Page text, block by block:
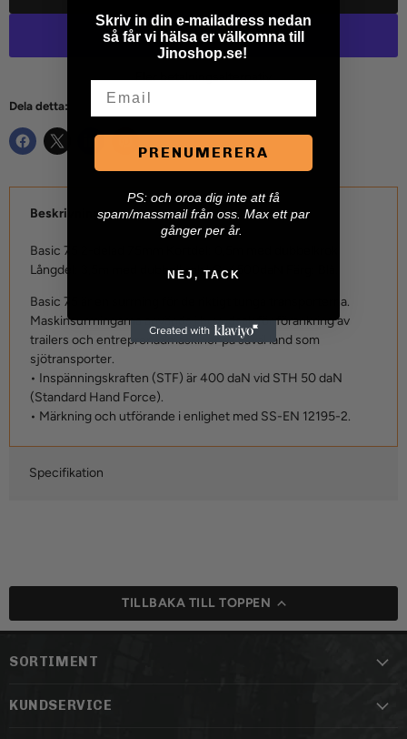
Fler betalningsalternativ
Dela detta:
Beskrivning
Basic 75 2-delad 75mm Kortdel: 0,5m med dubbelkrok
Långdel: 3,5m med dubbelkrok LC: 4500daN Färg: Blå.
Basic 75 är en surrning för de riktigt tunga transporterna.
Maskinsurrningarna används i huvudsak för förankring av
trailers och entreprenadmaskiner på såväl land som
sjötransporter.
• Inspänningskraften (STF) är 400 daN vid STH 50 daN
(Standard Hand Force).
• Märkning och utförande i enlighet med SS-EN 12195-2.
Specifikation
TILLBAKA TILL TOPPEN
SORTIMENT
KUNDSERVICE
Skriv in din e-mailadress nedan
så får vi hälsa er välkomna till
Jinoshop.se!
PRENUMERERA
PS: och oroa dig inte att få
spam/massmail från oss. Max ett par
gånger per år.
NEJ, TACK